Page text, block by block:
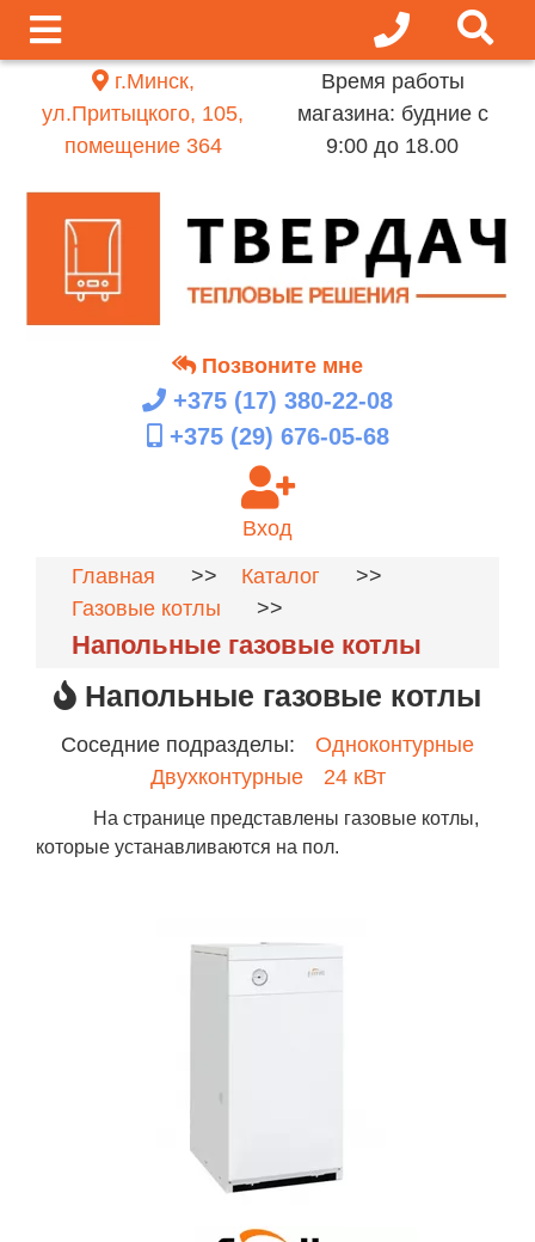
г.Минск,
ул.Притыцкого, 105,
помещение 364
Время работы
магазина: будние с
9:00 до 18.00
Позвоните мне
+375 (17) 380-22-08
+375 (29) 676-05-68
Вход
Главная
>> Каталог
>>
Газовые котлы
>>
Напольные газовые котлы
Напольные газовые котлы
Соседние подразделы:
Одноконтурные
Двухконтурные
24 кВт
На странице представлены газовые котлы,
которые устанавливаются на пол.